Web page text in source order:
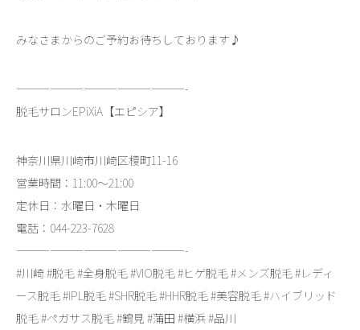
みなさまからのご予約お待ちしております♪
———————————————-
脱毛サロンEPiXiA【エピシア】
神奈川県川崎市川崎区榎町11-16
営業時間：11:00～21:00
定休日：水曜日・木曜日
電話：044-223-7628
———————————————-
#川崎 #脱毛 #全身脱毛 #VIO脱毛 #ヒゲ脱毛 #メンズ脱毛 #レディ
ース脱毛 #IPL脱毛 #SHR脱毛 #HHR脱毛 #美容脱毛 #ハイブリッド
脱毛 #ペガサス脱毛 #鶴見 #蒲田 #横浜 #品川